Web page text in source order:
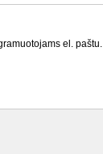
el. paštu.